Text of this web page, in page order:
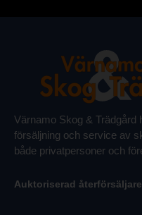
Värnamo Skog & Trädgård
försäljning och service av
både privatpersoner och
Auktoriserad